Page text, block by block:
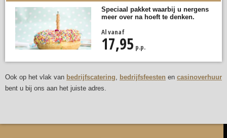
Speciaal pakket waarbij u nergens
meer over na hoeft te denken.
Al vanaf
17,95 p.p.
Ook op het vlak van bedrijfscatering, bedrijfsfeesten en casinoverhuur
bent u bij ons aan het juiste adres.